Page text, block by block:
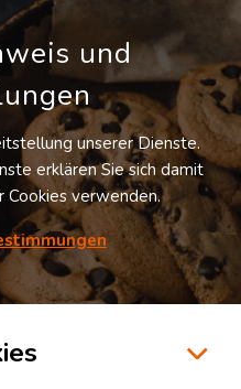
und
unserer Dienste.
erklären Sie sich damit
Cookies verwenden.